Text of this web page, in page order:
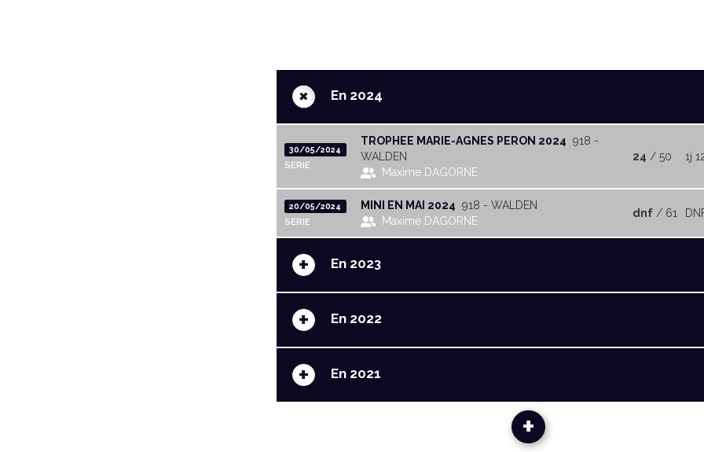
+ En 2024
30/05/2024
SERIE
TROPHEE MARIE-AGNES PERON 2024 918 -
WALDEN
Maxime DAGORNE
24 / 50 1j
20/05/2024
SERIE
MINI EN MAI 2024 918 - WALDEN
Maxime DAGORNE
dnf / 61
+ En 2023
+ En 2022
+ En 2021
+